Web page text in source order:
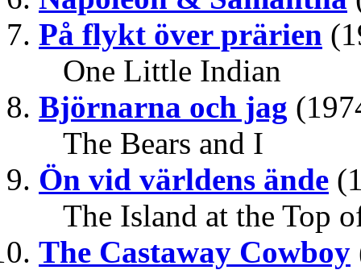
På flykt över prärien
One Little Indian
Björnarna och jag
The Bears and I
Ön vid världens ände
The Island at the Top
The Castaway Cowboy